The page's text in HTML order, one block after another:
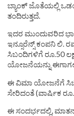
ಬ್ಯಾಂಕ್ ಜೊತೆಯಲ್ಲಿ
ತಂದಿರುತ್ತದೆ.
ಇದರ ಮುಂದುವರಿದ
ಇನ್ಸೂರೆನ್ಸ್ ಕಂಪನಿ ಲಿ.
ಸಿಬಂದಿಗಳಿಗೆ ರೂ.50
ಯೋಜನೆಯನ್ನು
ಈ ವಿಮಾ ಯೋಜನೆಗೆ
ಸೇರಿದಂತೆ (ವಾರ್ಷಿಕ
ಈ ಸಂದರ್ಭದಲ್ಲಿ,